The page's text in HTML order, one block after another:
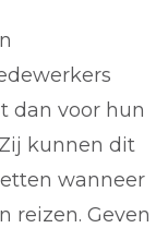
dan voor hun
kunnen dit
wanneer
reizen. Geven